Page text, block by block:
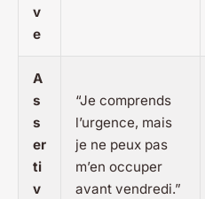
v
e
A
s
s
er
ti
v
“Je comprends
l’urgence, mais
je ne peux pas
m’en occuper
avant vendredi.”